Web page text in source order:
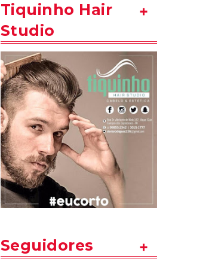
Tiquinho Hair
Studio
Seguidores